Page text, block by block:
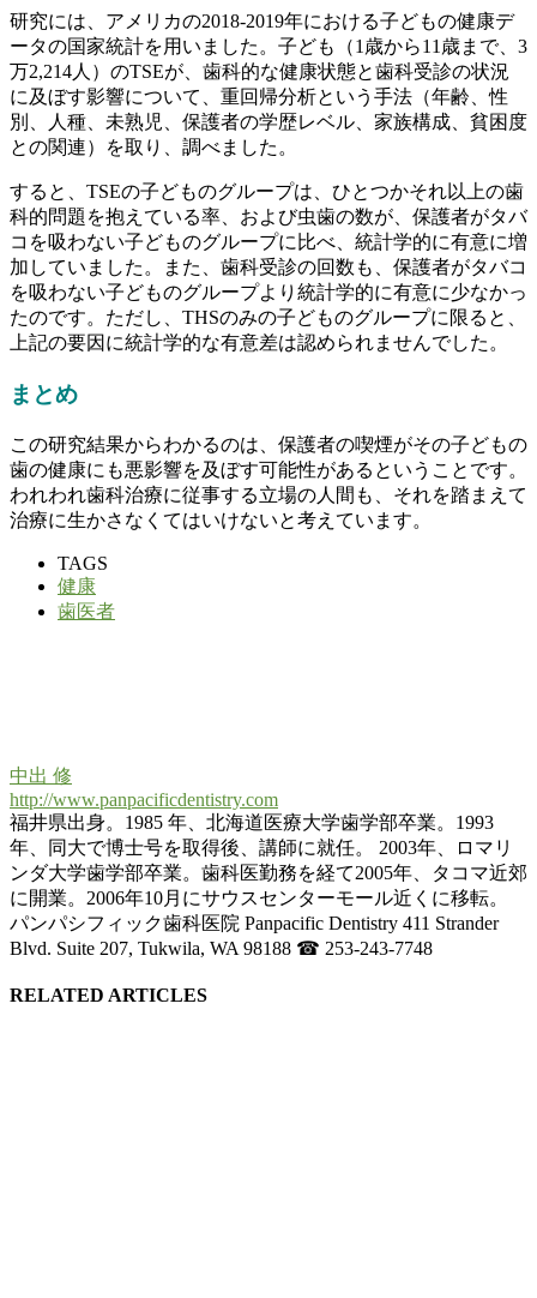
研究には、アメリカの2018-2019年における子どもの健康デ
ータの国家統計を用いました。子ども（1歳から11歳まで、3
万2,214人）のTSEが、歯科的な健康状態と歯科受診の状況
に及ぼす影響について、重回帰分析という手法（年齢、性
別、人種、未熟児、保護者の学歴レベル、家族構成、貧困度
との関連）を取り、調べました。
すると、TSEの子どものグループは、ひとつかそれ以上の歯
科的問題を抱えている率、および虫歯の数が、保護者がタバ
コを吸わない子どものグループに比べ、統計学的に有意に増
加していました。また、歯科受診の回数も、保護者がタバコ
を吸わない子どものグループより統計学的に有意に少なかっ
たのです。ただし、THSのみの子どものグループに限ると、
上記の要因に統計学的な有意差は認められませんでした。
まとめ
この研究結果からわかるのは、保護者の喫煙がその子どもの
歯の健康にも悪影響を及ぼす可能性があるということです。
われわれ歯科治療に従事する立場の人間も、それを踏まえて
治療に生かさなくてはいけないと考えています。
TAGS
健康
歯医者
中出 修
http://www.panpacificdentistry.com
福井県出身。1985 年、北海道医療大学歯学部卒業。1993
年、同大で博士号を取得後、講師に就任。 2003年、ロマリ
ンダ大学歯学部卒業。歯科医勤務を経て2005年、タコマ近郊
に開業。2006年10月にサウスセンターモール近くに移転。
パンパシフィック歯科医院 Panpacific Dentistry 411 Strander
Blvd. Suite 207, Tukwila, WA 98188 ☎ 253-243-7748
RELATED ARTICLES